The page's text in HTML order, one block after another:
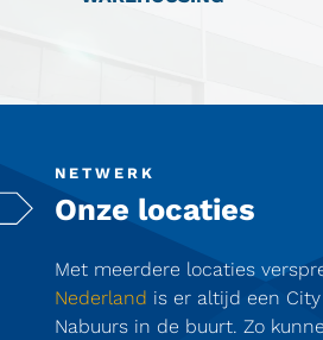
NETWERK
Onze locaties
Met meerdere locaties
Nederland is er altijd een
Nabuurs in de buurt. Zo